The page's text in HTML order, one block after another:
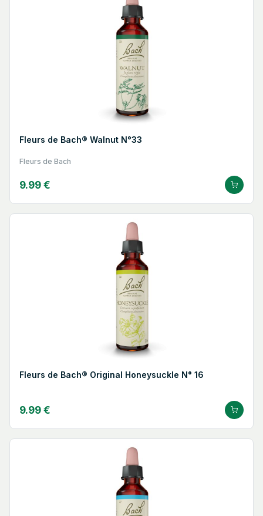
Fleurs de Bach® Walnut N°33
Fleurs de Bach
9.99 €
Fleurs de Bach® Original Honeysuckle N° 16
9.99 €